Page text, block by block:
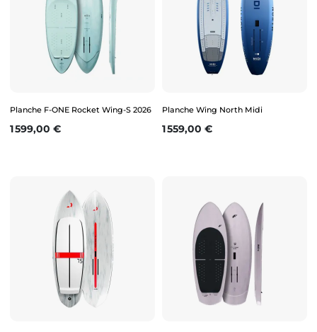
Planche F-ONE Rocket Wing-S 2026
Prix
1 599,00 €
Planche Wing North Midi
Prix
1 559,00 €